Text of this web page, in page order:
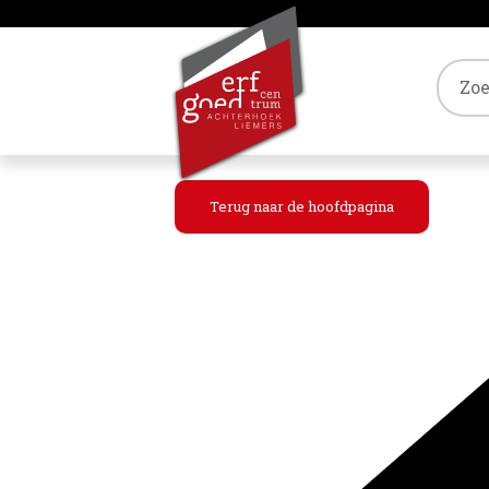
Terug naar de hoofdpagina